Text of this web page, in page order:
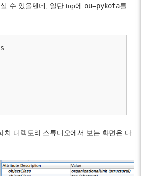
수 있을텐데, 일단 top에 ou=pykota를
치 디렉토리 스튜디오에서 보는 화면은 다